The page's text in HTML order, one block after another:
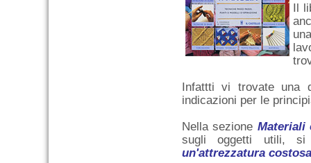
Il
Infattti vi trovate una
indicazioni per le
Nella sezione Materiali
sugli oggetti utili,
un'attrezzatura